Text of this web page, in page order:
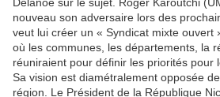
nouveau son adversaire lors des
veut lui créer un « Syndicat mixte ouvert
où les communes, les départements, la
réuniraient pour définir les priorités pour
Sa vision est diamétralement opposée
région. Le Président de la République